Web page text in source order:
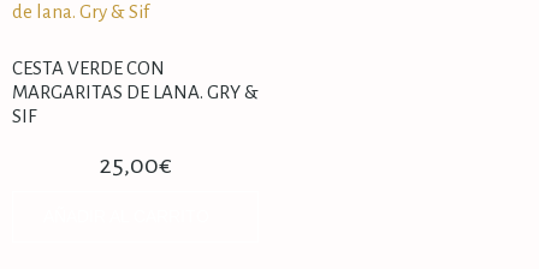
CESTA VERDE CON
MARGARITAS DE LANA. GRY &
SIF
25,00€